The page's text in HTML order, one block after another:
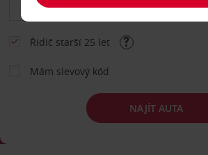
Řidič starší 25 let
Mám slevový kód
NAJÍT AUTA